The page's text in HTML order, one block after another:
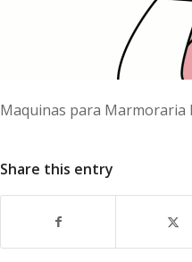
Maquinas para
Share this entry